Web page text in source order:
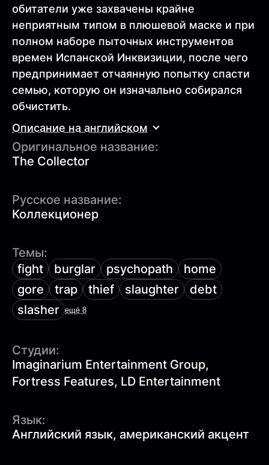
обитатели уже захвачены крайне
неприятным типом в плюшевой маске и при
полном наборе пыточных инструментов
времен Испанской Инквизиции, после чего
предпринимает отчаянную попытку спасти
семью, которую он изначально собирался
обчистить.
Описание на английском
Оригинальное название:
The Collector
Русское название:
Коллекционер
Темы:
fight
burglar psychopath
home
gore
trap thief slaughter
debt
slasher ещё 8
Студии:
Imaginarium Entertainment Group,
Fortress Features, LD Entertainment
Язык:
Английский язык, американский акцент